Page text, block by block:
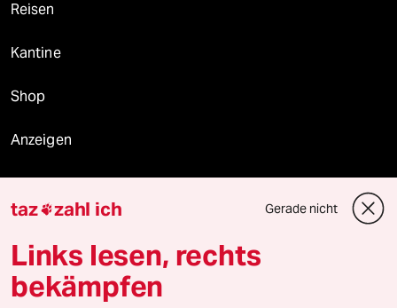
Reisen
Kantine
Shop
Anzeigen
Fragen & Hilfe
Feedback
taz zahl ich Gerade nicht
Links lesen, rechts
bekämpfen